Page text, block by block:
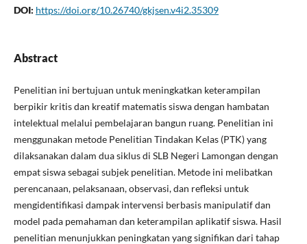
DOI: https://doi.org/10.26740/gkjsen.v4i2.35309
Abstract
Penelitian ini bertujuan untuk meningkatkan keterampilan
berpikir kritis dan kreatif matematis siswa dengan hambatan
intelektual melalui pembelajaran bangun ruang. Penelitian ini
menggunakan metode Penelitian Tindakan Kelas (PTK) yang
dilaksanakan dalam dua siklus di SLB Negeri Lamongan dengan
empat siswa sebagai subjek penelitian. Metode ini melibatkan
perencanaan, pelaksanaan, observasi, dan refleksi untuk
mengidentifikasi dampak intervensi berbasis manipulatif dan
model pada pemahaman dan keterampilan aplikatif siswa. Hasil
penelitian menunjukkan peningkatan yang signifikan dari tahap